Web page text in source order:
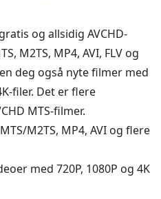
og allsidig AVCHD-
M2TS, MP4, AVI, FLV og
deg også nyte filmer med
filer. Det er flere
MTS-filmer.
M2TS, MP4, AVI og flere
med 720P, 1080P og 4K